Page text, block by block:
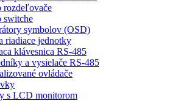
rozdeľovače
switche
symbolov (OSD)
riadiace jednotky
klávesnica RS-485
a vysielače RS-485
ovládače
s LCD monitorom